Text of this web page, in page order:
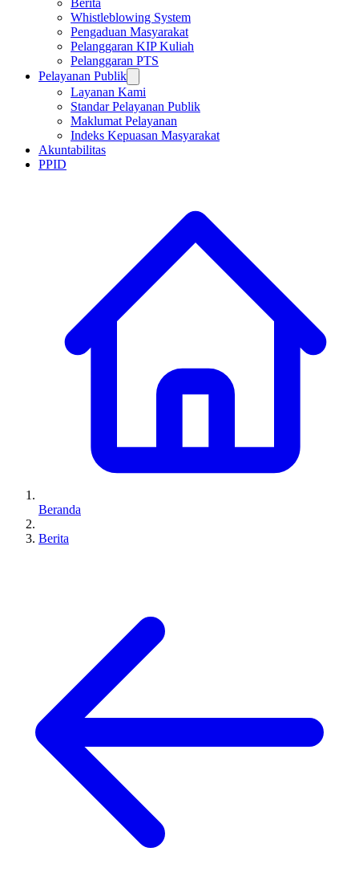
Berita
Whistleblowing System
Pengaduan Masyarakat
Pelanggaran KIP Kuliah
Pelanggaran PTS
Pelayanan Publik
Layanan Kami
Standar Pelayanan Publik
Maklumat Pelayanan
Indeks Kepuasan Masyarakat
Akuntabilitas
PPID
Beranda
Berita